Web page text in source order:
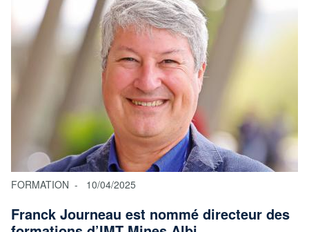
FORMATION 10/04/2025
Franck Journeau est nommé directeur des